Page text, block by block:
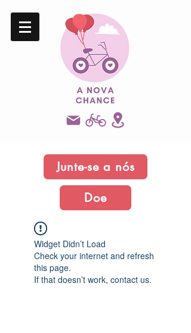
Junte-se a nós
Doe
Widget Didn’t Load
Check your internet and refresh
this page.
If that doesn’t work, contact us.